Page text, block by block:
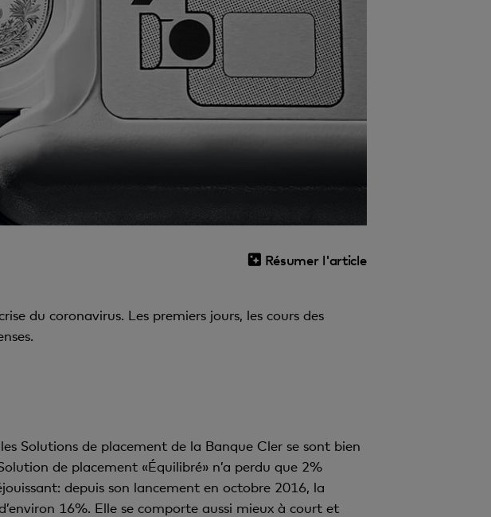
Résumer l'article
du coronavirus. Les premiers jours, les cours des
Solutions de placement de la Banque Cler se sont bien
de placement «Équilibré» n’a perdu que 2%
depuis son lancement en octobre 2016, la
16%. Elle se comporte aussi mieux à court et